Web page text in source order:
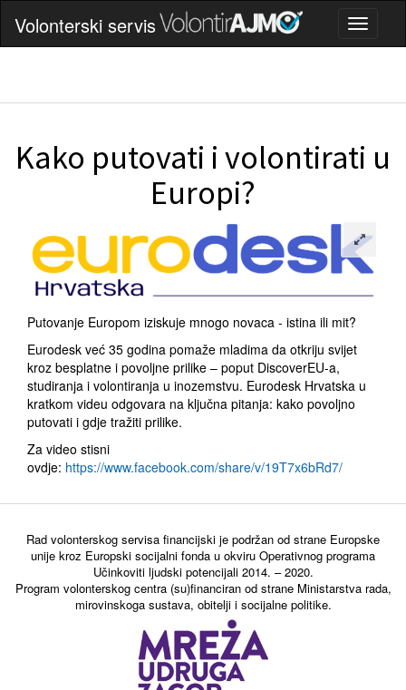
Volonterski servis
Kako putovati i volontirati u
Europi?
Putovanje Europom iziskuje mnogo novaca - istina ili mit?
Eurodesk već 35 godina pomaže mladima da otkriju svijet
kroz besplatne i povoljne prilike – poput DiscoverEU-a,
studiranja i volontiranja u inozemstvu. Eurodesk Hrvatska u
kratkom videu odgovara na ključna pitanja: kako povoljno
putovati i gdje tražiti prilike.
Za video stisni
ovdje: https://www.facebook.com/share/v/19T7x6bRd7/
Rad volonterskog servisa financijski je podržan od strane Europske
unije kroz Europski socijalni fonda u okviru Operativnog programa
Učinkoviti ljudski potencijali 2014. – 2020.
Program volonterskog centra (su)financiran od strane Ministarstva rada,
mirovinskoga sustava, obitelji i socijalne politike.